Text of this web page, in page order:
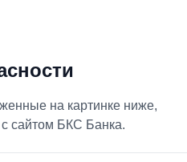
на картинке ниже,
сайтом БКС Банка.